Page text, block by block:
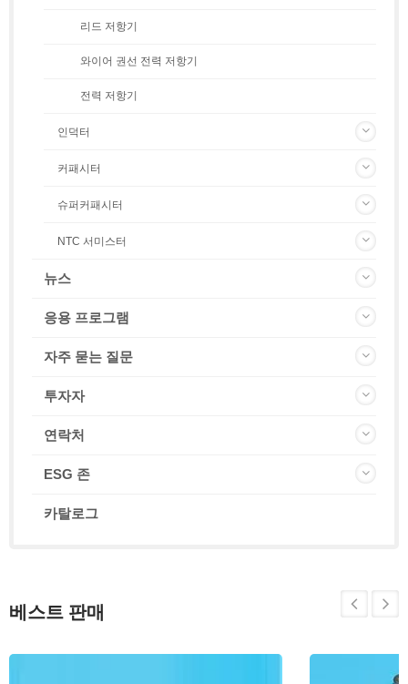
리드 저항기
와이어 권선 전력 저항기
전력 저항기
인덕터
커패시터
슈퍼커패시터
NTC 서미스터
뉴스
응용 프로그램
자주 묻는 질문
투자자
연락처
ESG 존
카탈로그
베스트 판매